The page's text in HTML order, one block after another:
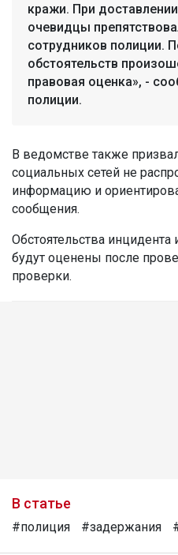
кражи. При
очевидцы
сотрудников полиции.
обстоятельств
правовая оценка», -
полиции.
В ведомстве также
социальных сетей не
информацию и
сообщения.
Обстоятельства инцидента
будут оценены после
проверки.
В статье
#полиция #задержания